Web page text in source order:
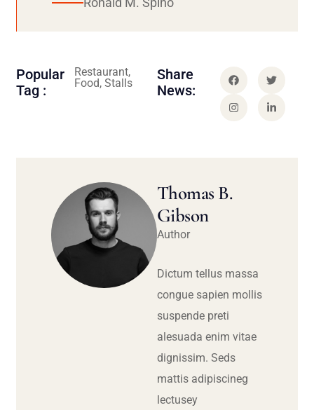
Popular
Tag :
Restaurant,
Food, Stalls
Share
News:
Thomas B.
Gibson
Author
Dictum tellus massa
congue sapien mollis
suspende preti
alesuada enim vitae
dignissim. Seds
mattis adipiscineg
lectusey